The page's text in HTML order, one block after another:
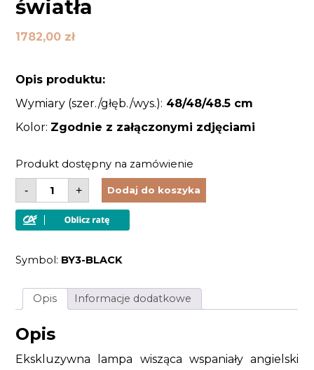
światła
1782,00 zł
Opis produktu:
Wymiary (szer./głęb./wys.): 48/48/48.5 cm
Kolor: Zgodnie z załączonymi zdjęciami
Produkt dostępny na zamówienie
-
ilość
Lampa
wisząca
sufitowa
styl
źródła
+ Dodaj do koszyka
Symbol: BY3-BLACK
Opis Informacje dodatkowe
Opis
Ekskluzywna lampa wisząca wspaniały angielski